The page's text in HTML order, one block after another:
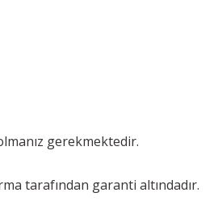
gerekmektedir.
tarafından garanti altındadır.